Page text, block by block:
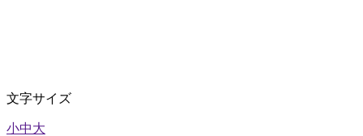
文字サイズ
小中大